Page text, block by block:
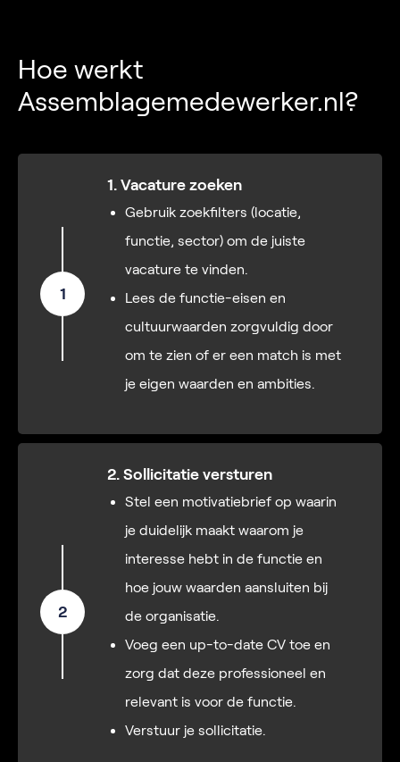
Hoe werkt
Assemblagemedewerker.nl?
1
1. Vacature zoeken
Gebruik zoekfilters (locatie,
functie, sector) om de juiste
vacature te vinden.
Lees de functie-eisen en
cultuurwaarden zorgvuldig door
om te zien of er een match is met
je eigen waarden en ambities.
2
2. Sollicitatie versturen
Stel een motivatiebrief op waarin
je duidelijk maakt waarom je
interesse hebt in de functie en
hoe jouw waarden aansluiten bij
de organisatie.
Voeg een up-to-date CV toe en
zorg dat deze professioneel en
relevant is voor de functie.
Verstuur je sollicitatie.